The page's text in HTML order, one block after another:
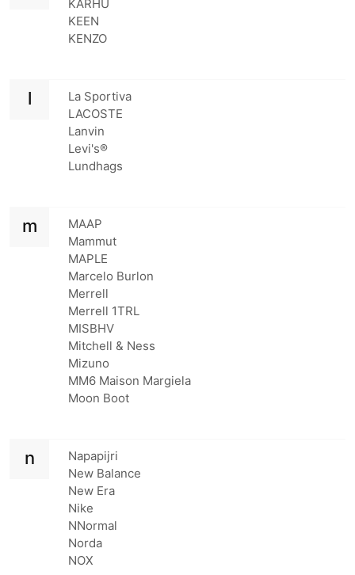
KARHU
KEEN
KENZO
l
La Sportiva
LACOSTE
Lanvin
Levi's®
Lundhags
m
MAAP
Mammut
MAPLE
Marcelo Burlon
Merrell
Merrell 1TRL
MISBHV
Mitchell & Ness
Mizuno
MM6 Maison Margiela
Moon Boot
n
Napapijri
New Balance
New Era
Nike
NNormal
Norda
NOX